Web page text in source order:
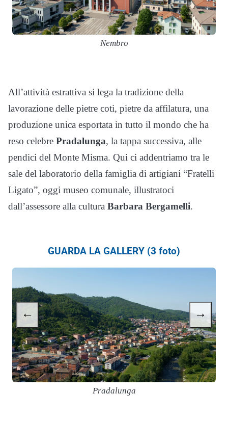
Nembro
All’attività estrattiva si lega la tradizione della
lavorazione delle pietre coti, pietre da affilatura, una
produzione unica esportata in tutto il mondo che ha
reso celebre Pradalunga, la tappa successiva, alle
pendici del Monte Misma. Qui ci addentriamo tra le
sale del laboratorio della famiglia di artigiani “Fratelli
Ligato”, oggi museo comunale, illustratoci
dall’assessore alla cultura Barbara Bergamelli.
GUARDA LA GALLERY (3 foto)
Pradalunga
← →